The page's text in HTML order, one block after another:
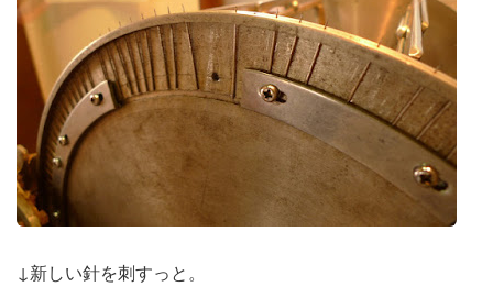
↓新しい針を刺すっと。